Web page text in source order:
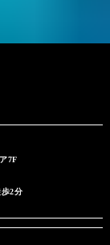
7F
2分